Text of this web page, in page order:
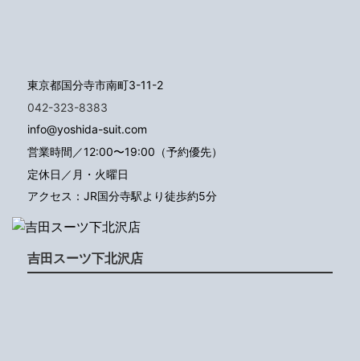
東京都国分寺市南町3-11-2
042-323-8383
info@yoshida-suit.com
営業時間／12:00〜19:00（予約優先）
定休日／月・火曜日
アクセス：JR国分寺駅より徒歩約5分
吉田スーツ下北沢店